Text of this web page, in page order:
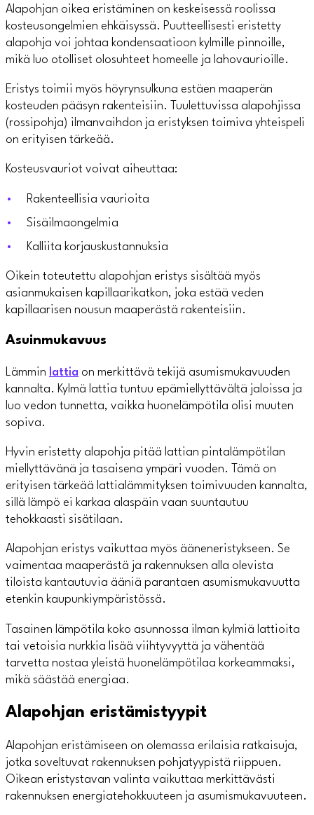
Alapohjan oikea eristäminen on keskeisessä roolissa
kosteusongelmien ehkäisyssä. Puutteellisesti eristetty
alapohja voi johtaa kondensaatioon kylmille pinnoille,
mikä luo otolliset olosuhteet homeelle ja lahovaurioille.
Eristys toimii myös höyrynsulkuna estäen maaperän
kosteuden pääsyn rakenteisiin. Tuulettuvissa alapohjissa
(rossipohja) ilmanvaihdon ja eristyksen toimiva yhteispeli
on erityisen tärkeää.
Kosteusvauriot voivat aiheuttaa:
Rakenteellisia vaurioita
Sisäilmaongelmia
Kalliita korjauskustannuksia
Oikein toteutettu alapohjan eristys sisältää myös
asianmukaisen kapillaarikatkon, joka estää veden
kapillaarisen nousun maaperästä rakenteisiin.
Asuinmukavuus
Lämmin lattia on merkittävä tekijä asumismukavuuden
kannalta. Kylmä lattia tuntuu epämiellyttävältä jaloissa ja
luo vedon tunnetta, vaikka huonelämpötila olisi muuten
sopiva.
Hyvin eristetty alapohja pitää lattian pintalämpötilan
miellyttävänä ja tasaisena ympäri vuoden. Tämä on
erityisen tärkeää lattialämmityksen toimivuuden kannalta,
sillä lämpö ei karkaa alaspäin vaan suuntautuu
tehokkaasti sisätilaan.
Alapohjan eristys vaikuttaa myös ääneneristykseen. Se
vaimentaa maaperästä ja rakennuksen alla olevista
tiloista kantautuvia ääniä parantaen asumismukavuutta
etenkin kaupunkiympäristössä.
Tasainen lämpötila koko asunnossa ilman kylmiä lattioita
tai vetoisia nurkkia lisää viihtyvyyttä ja vähentää
tarvetta nostaa yleistä huonelämpötilaa korkeammaksi,
mikä säästää energiaa.
Alapohjan eristämistyypit
Alapohjan eristämiseen on olemassa erilaisia ratkaisuja,
jotka soveltuvat rakennuksen pohjatyypistä riippuen.
Oikean eristystavan valinta vaikuttaa merkittävästi
rakennuksen energiatehokkuuteen ja asumismukavuuteen.